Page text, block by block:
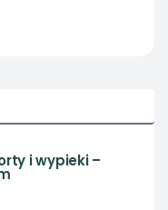
i wypieki –